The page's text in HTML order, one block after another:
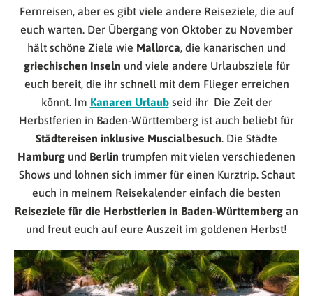
Fernreisen, aber es gibt viele andere Reiseziele, die auf
euch warten. Der Übergang von Oktober zu November
hält schöne Ziele wie Mallorca , die kanarischen und
griechischen Inseln und viele andere Urlaubsziele für
euch bereit, die ihr schnell mit dem Flieger erreichen
könnt. Im Kanaren Urlaubseid ihr Die Zeit der
Herbstferien in Baden-Württemberg ist auch beliebt für
Städtereisen inklusive Muscialbesuch . Die Städte
Hamburg und Berlin trumpfen mit vielen verschiedenen
Shows und lohnen sich immer für einen Kurztrip. Schaut
euch in meinem Reisekalender einfach die besten
Reiseziele für die Herbstferien in Baden-Württemberg an
und freut euch auf eure Auszeit im goldenen Herbst!